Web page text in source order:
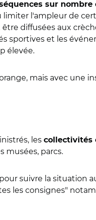
sur nombre
limiter l'ampleur de
diffusées aux
sportives et les
élevée.
mais avec une
les collectivités
musées, parcs.
suivre la situation
les consignes"